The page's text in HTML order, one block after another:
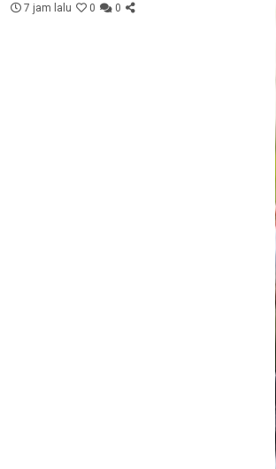
7 jam lalu 0 0